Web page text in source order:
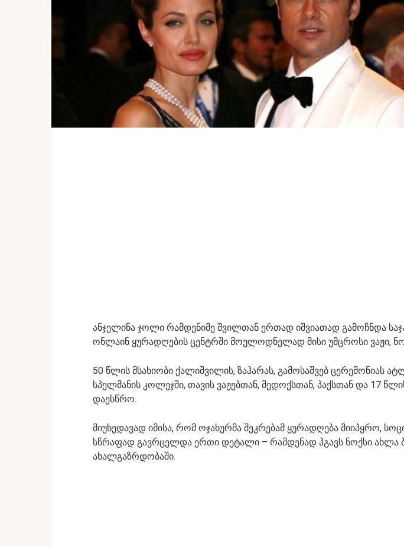
ანჯელინა ჯოლი რამდენიმე შვილთან ერთად იშვიათად გამოჩნდა
ონლაინ ყურადღების ცენტრში მოულოდნელად მისი უმცროსი ვაჟი,
50 წლის მსახიობი ქალიშვილის, ზაჰარას, გამოსაშვებ ცერემონიას
სპელმანის კოლეჯში, თავის ვაჟებთან, მედოქსთან, პაქსთან და 17
დაესწრო.
მიუხედავად იმისა, რომ ოჯახურმა შეკრებამ ყურადღება მიიპყრო,
სწრაფად გავრცელდა ერთი დეტალი – რამდენად ჰგავს ნოქსი ახლა
ახალგაზრდობაში.